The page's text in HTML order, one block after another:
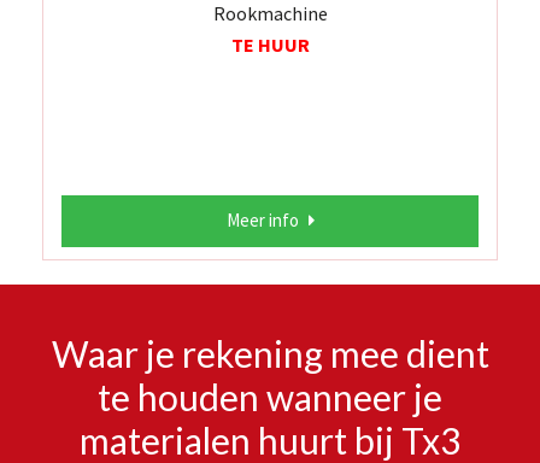
Rookmachine
TE HUUR
Meer info
Waar je rekening mee dient
te houden wanneer je
materialen huurt bij Tx3